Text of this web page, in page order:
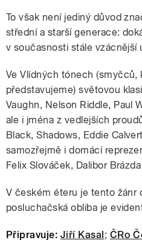
To však není jediný důvod
střední a starší generace:
v současnosti stále vzácnější
Ve Vlídných tónech (smyčců,
představujeme) světovou
Vaughn, Nelson Riddle, Paul
ale i jména z vedlejších
Black, Shadows, Eddie
samozřejmě i domácí
Felix Slováček, Dalibor
V českém éteru je tento žánr
posluchačská obliba je
Připravuje: Jiří Kasal; ČRo